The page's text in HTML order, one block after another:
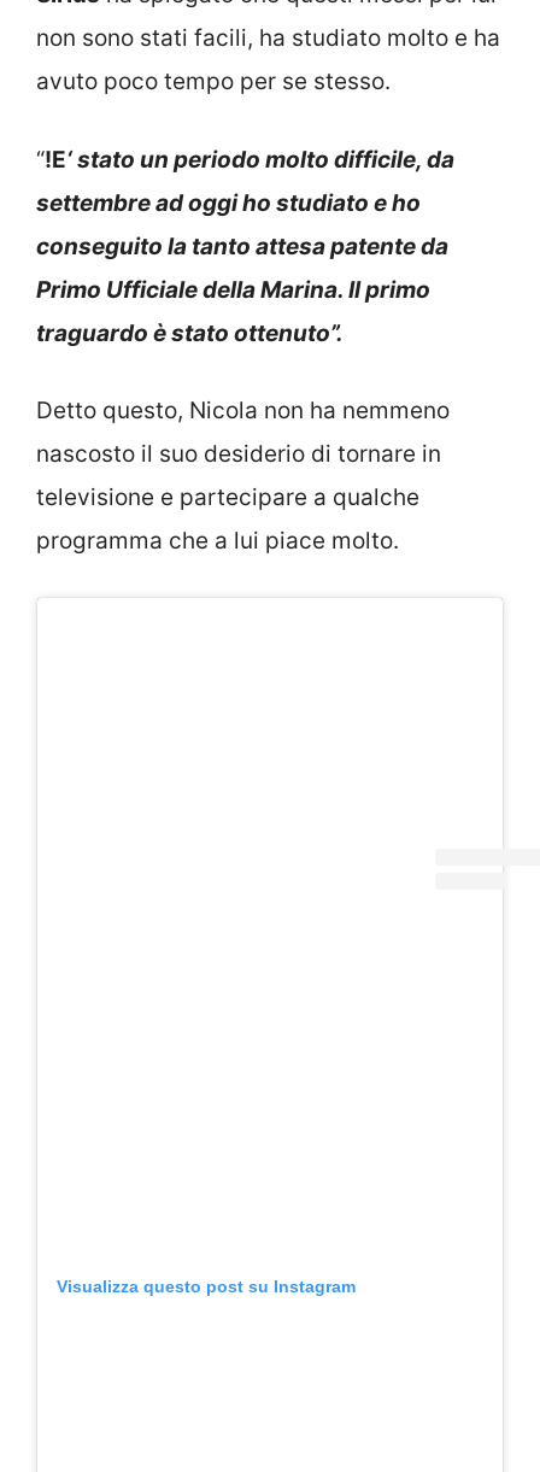
non sono stati facili, ha studiato molto e ha
avuto poco tempo per se stesso.
“!E‘ stato un periodo molto difficile, da
settembre ad oggi ho studiato e ho
conseguito la tanto attesa patente da
Primo Ufficiale della Marina. Il primo
traguardo è stato ottenuto”.
Detto questo, Nicola non ha nemmeno
nascosto il suo desiderio di tornare in
televisione e partecipare a qualche
programma che a lui piace molto.
Visualizza questo post su Instagram